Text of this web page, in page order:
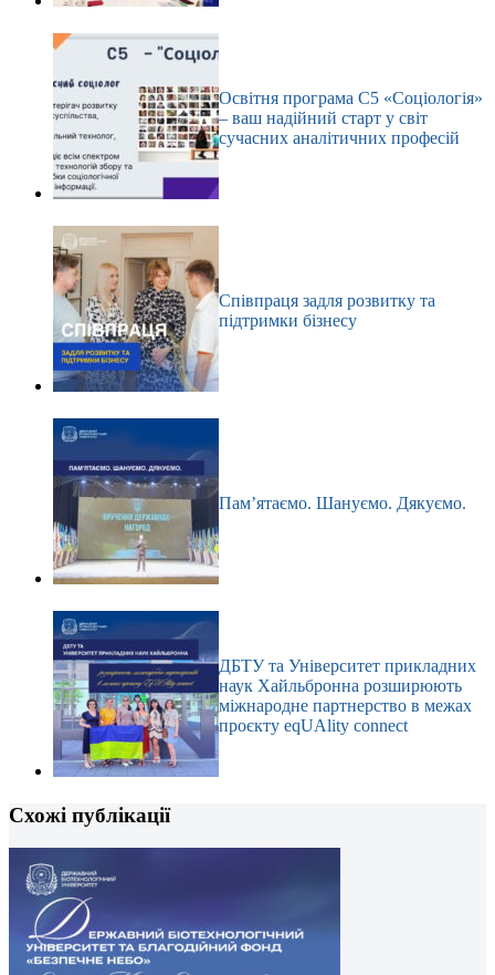
Освітня програма С5 «Соціологія»
– ваш надійний старт у світ
сучасних аналітичних професій
Співпраця задля розвитку та
підтримки бізнесу
Пам’ятаємо. Шануємо. Дякуємо.
ДБТУ та Університет прикладних
наук Хайльбронна розширюють
міжнародне партнерство в межах
проєкту eqUAlity connect
Схожі публікації